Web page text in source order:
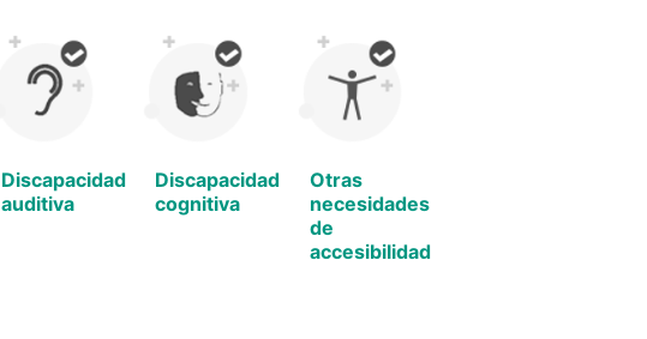
Discapacidad
auditiva
Discapacidad
cognitiva
Otras
necesidades
de
accesibilidad